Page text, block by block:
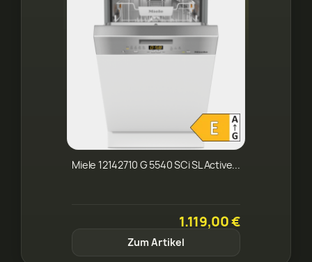
Miele 12142710 G 5540 SCi SL Active...
1.119,00 €
Zum Artikel